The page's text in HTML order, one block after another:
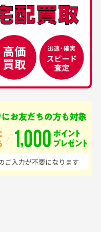
50代男性
安心して中古ウェア
買えるお店です
品ですが綺麗に梱包され
おり商品を大切にして
る感が伝わってきまし
「フロント部分に汚
あり」と記載ありまし
。
注意を払っておりま
パーツの強度低下が
す。
発送業務は致しておりま
となります。入金確認後
お振込み期限とさせ
異なっている場合
やダメージがある商品